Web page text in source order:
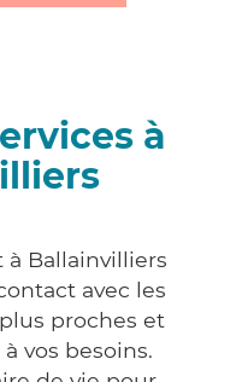
à
à Ballainvilliers
avec les
proches et
vos besoins.